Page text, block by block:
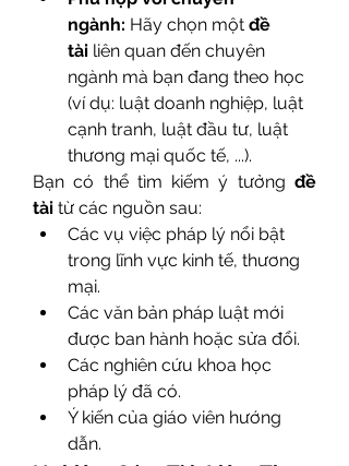
ngành: Hãy chọn một đề
tài liên quan đến chuyên
ngành mà bạn đang theo học
(ví dụ: luật doanh nghiệp, luật
cạnh tranh, luật đầu tư, luật
thương mại quốc tế, ...).
Bạn có thể tìm kiếm ý tưởng đề
tài từ các nguồn sau:
Các vụ việc pháp lý nổi bật
trong lĩnh vực kinh tế, thương
mại.
Các văn bản pháp luật mới
được ban hành hoặc sửa đổi.
Các nghiên cứu khoa học
pháp lý đã có.
Ý kiến của giáo viên hướng
dẫn.